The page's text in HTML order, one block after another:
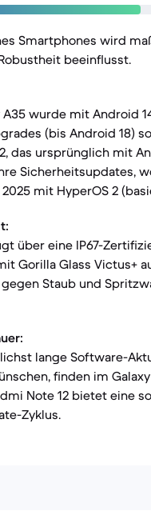
Smartphones wird
beeinflusst.
A35 wurde mit
(bis Android 18)
das ursprünglich mit
Sicherheitsupdates,
mit HyperOS 2
über eine IP67-
Gorilla Glass Victus+
Staub und
lange Software-
finden im
Note 12 bietet eine
Zyklus.